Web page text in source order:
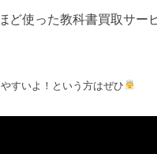
ど使った教科書買取サー
すいよ！という方はぜひ